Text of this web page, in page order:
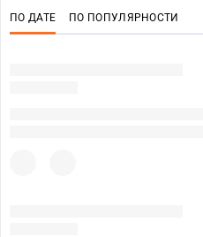
ПО ДАТЕ ПО ПОПУЛЯРНОСТИ